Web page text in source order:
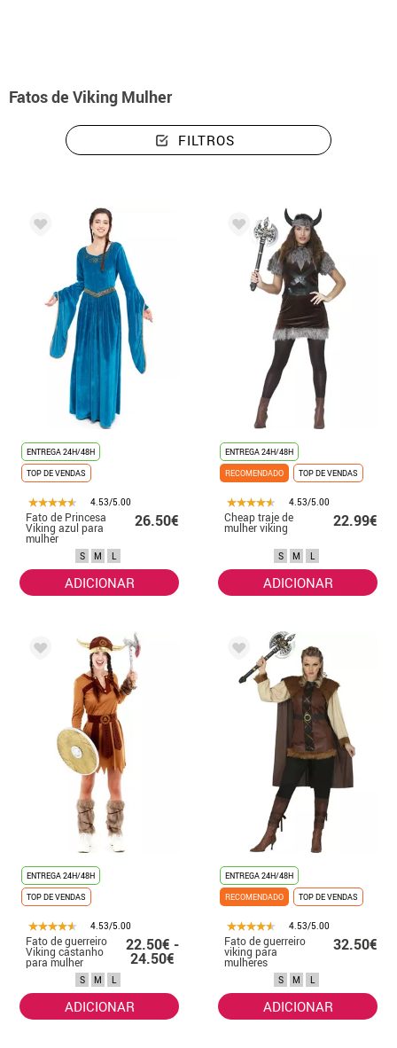
Fatos de Viking Mulher
FILTROS
ENTREGA 24H/48H
TOP DE VENDAS
4.53/5.00
Fato de Princesa
Viking azul para
mulher
26.50€
S M L
ADICIONAR
ENTREGA 24H/48H
RECOMENDADO
TOP DE VENDAS
4.53/5.00
Cheap traje de
mulher viking 22.99€
S M L
ADICIONAR
ENTREGA 24H/48H
TOP DE VENDAS
4.53/5.00
Fato de guerreiro
Viking castanho
para mulher
22.50€ -
24.50€
S M L
ADICIONAR
ENTREGA 24H/48H
RECOMENDADO
TOP DE VENDAS
4.53/5.00
Fato de guerreiro
viking para
mulheres
32.50€
S M L
ADICIONAR